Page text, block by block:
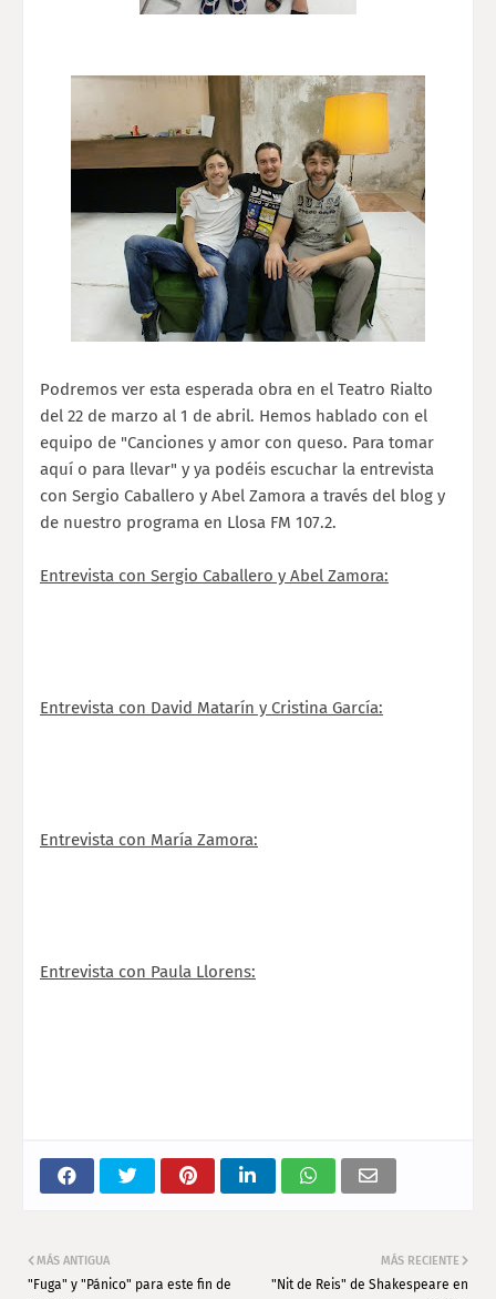
Podremos ver esta esperada obra en el Teatro Rialto
del 22 de marzo al 1 de abril. Hemos hablado con el
equipo de "Canciones y amor con queso. Para tomar
aquí o para llevar" y ya podéis escuchar la entrevista
con Sergio Caballero y Abel Zamora a través del blog y
de nuestro programa en Llosa FM 107.2.
Entrevista con Sergio Caballero y Abel Zamora:
Entrevista con David Matarín y Cristina García:
Entrevista con María Zamora:
Entrevista con Paula Llorens:
MÁS RECIENTE
"Nit de Reis" de Shakespeare en
MÁS ANTIGUA
"Fuga" y "Pánico" para este fin de